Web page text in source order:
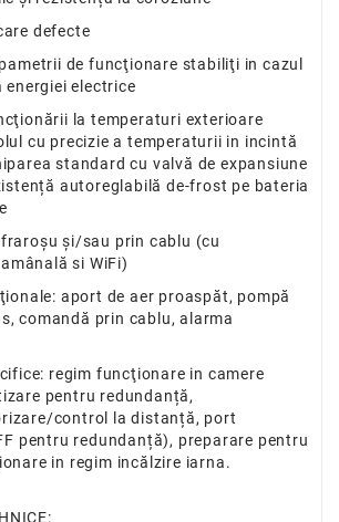
defecte
de funcţionare stabiliţi in cazul
energiei electrice
la temperaturi exterioare
cu precizie a temperaturii in incintă
standard cu valvă de expansiune
autoreglabilă de-frost pe bateria
și/sau prin cablu (cu
si WiFi)
aport de aer proaspăt, pompă
comandă prin cablu, alarma
regim funcţionare in camere
pentru redundanță,
control la distanță, port
pentru redundanță), preparare pentru
in regim incălzire iarna.